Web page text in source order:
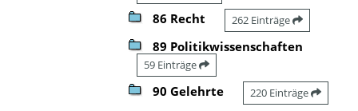
86 Recht 262 Einträge
89 Politikwissenschaften
59 Einträge
90 Gelehrte 220 Einträge